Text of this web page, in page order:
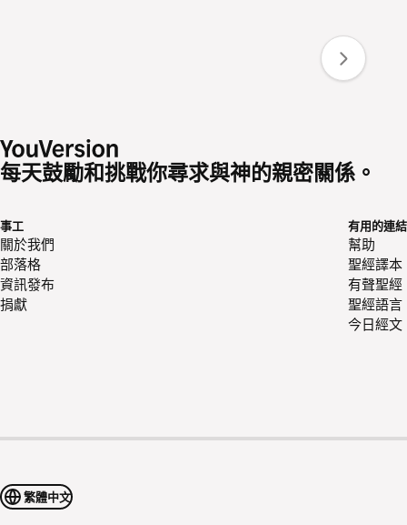
每天鼓勵和挑戰你尋求與神的親密關係。
事工
關於我們
部落格
資訊發布
捐獻
有用的連結
幫助
聖經譯本
有聲聖經
聖經語言
今日經文
繁體中文